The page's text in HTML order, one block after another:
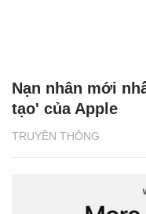
TRUYỀN THÔNG
Nạn nhân mới
tạo' của Apple